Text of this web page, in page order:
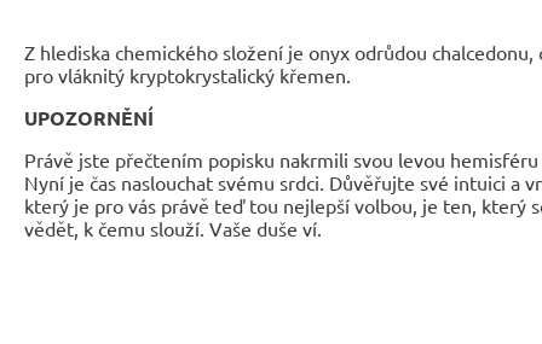
Z hlediska chemického složení je onyx odrůdou chalcedonu,
pro vláknitý kryptokrystalický křemen.
UPOZORNĚNÍ
Právě jste přečtením popisku nakrmili svou levou
Nyní je čas naslouchat svému srdci. Důvěřujte své intuici a
který je pro vás právě teď tou nejlepší volbou, je ten, který
vědět, k čemu slouží. Vaše duše ví.